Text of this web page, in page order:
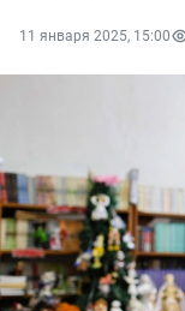
11 января 2025, 15:00